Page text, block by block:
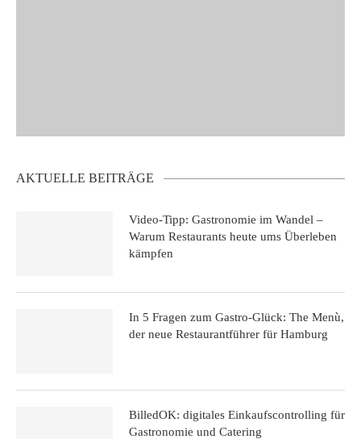
AKTUELLE BEITRÄGE
Video-Tipp: Gastronomie im Wandel –
Warum Restaurants heute ums Überleben
kämpfen
In 5 Fragen zum Gastro-Glück: The Menù,
der neue Restaurantführer für Hamburg
BilledOK: digitales Einkaufscontrolling für
Gastronomie und Catering